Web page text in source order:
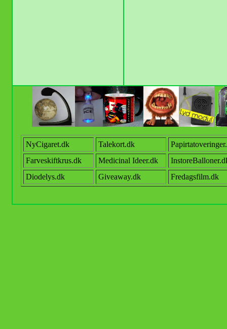
NyCigaret.dk Talekort.dk
Farveskiftkrus.dk
Medicinal Ideer.dk
Diodelys.dk
Giveaway.dk Fredagsfilm.dk